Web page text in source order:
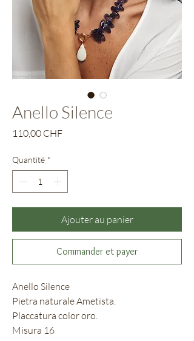
Anello Silence
110,00 CHFPrix
Quantité *
Ajouter au panier
Commander et payer
Anello Silence
Pietra naturale Ametista.
Placcatura color oro.
Misura 16